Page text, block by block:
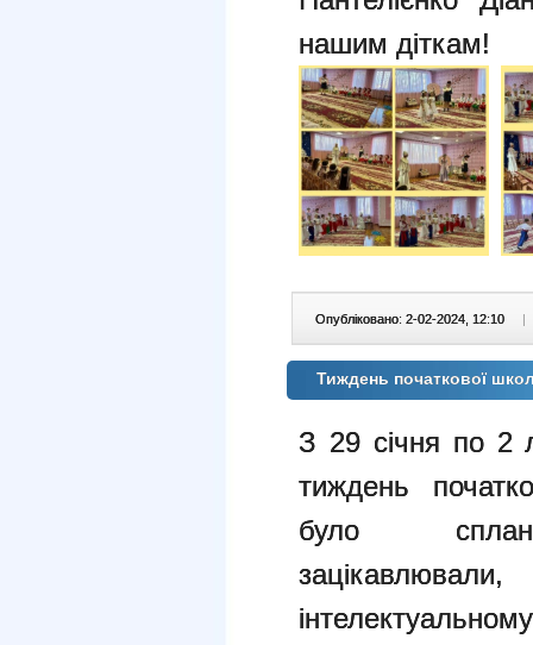
нашим діткам!
Опубліковано: 2-02-2024, 12:10 |
Тиждень початкової
З 29 січня по
тиждень
було